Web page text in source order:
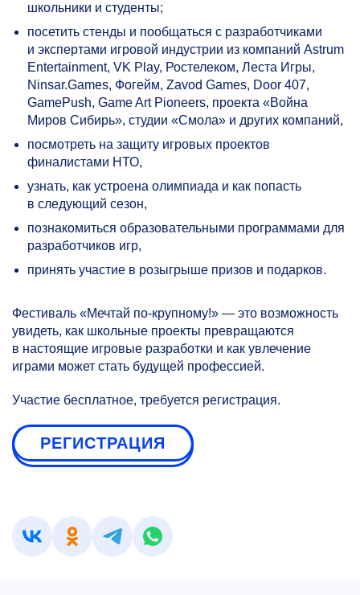
школьники и студенты;
посетить стенды и пообщаться с разработчиками
и экспертами игровой индустрии из компаний Astrum
Entertainment, VK Play, Ростелеком, Леста Игры,
Ninsar.Games, Фогейм, Zavod Games, Door 407,
GamePush, Game Art Pioneers, проекта «Война
Миров Сибирь», студии «Смола» и других компаний,
посмотреть на защиту игровых проектов
финалистами НТО,
узнать, как устроена олимпиада и как попасть
в следующий сезон,
познакомиться образовательными программами для
разработчиков игр,
принять участие в розыгрыше призов и подарков.
Фестиваль «Мечтай по-крупному!» — это возможность
увидеть, как школьные проекты превращаются
в настоящие игровые разработки и как увлечение
играми может стать будущей профессией.
Участие бесплатное, требуется регистрация.
РЕГИСТРАЦИЯ